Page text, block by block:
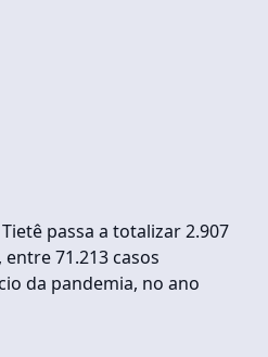
passa a totalizar 2.907
71.213 casos
da pandemia, no ano